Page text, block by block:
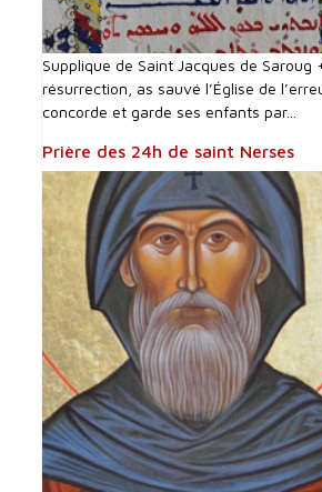
Supplique de Saint Jacques de Saroug
résurrection, as sauvé l’Église de
concorde et garde ses enfants par...
Prière des 24h de saint Nerses